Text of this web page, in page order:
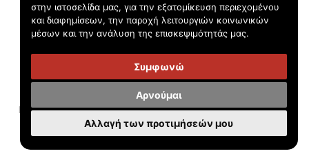
στην ιστοσελίδα μας, για την εξατομίκευση περιεχομένου
και διαφημίσεων, την παροχή λειτουργιών κοινωνικών
μέσων και την ανάλυση της επισκεψιμότητάς μας.
Συμφωνώ
Αρνούμαι
Αλλαγή των προτιμήσεών μου
© Τουριστικός Εκπαιδευτικός Όμιλος Anko 2026 -
Προστασίας Προσωπικών Δεδομένων - 'Όροι χρήσης
Handcrafted byRadial